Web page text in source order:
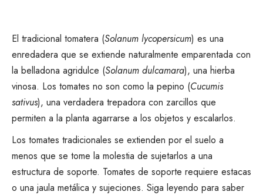
El tradicional tomatera (Solanum lycopersicum) es una
enredadera que se extiende naturalmente emparentada con
la belladona agridulce (Solanum dulcamara), una hierba
vinosa. Los tomates no son como la pepino (Cucumis
sativus), una verdadera trepadora con zarcillos que
permiten a la planta agarrarse a los objetos y escalarlos.
Los tomates tradicionales se extienden por el suelo a
menos que se tome la molestia de sujetarlos a una
estructura de soporte. Tomates de soporte requiere estacas
o una jaula metálica y sujeciones. Siga leyendo para saber